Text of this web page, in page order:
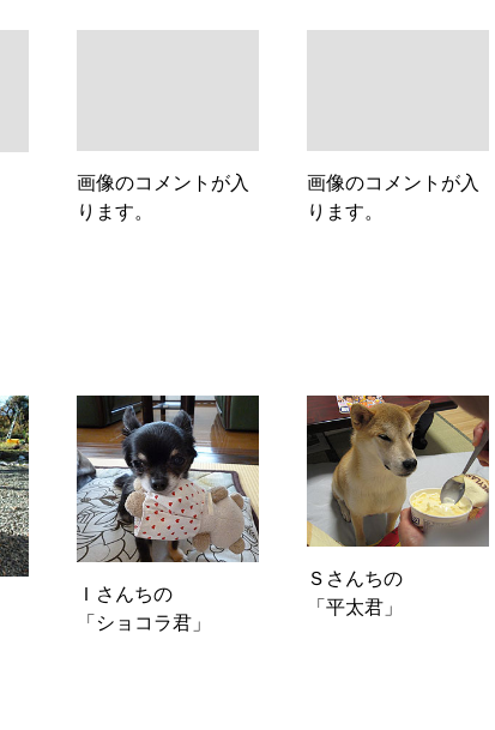
画像のコメントが入
ります。
画像のコメントが入
ります。
Ｉさんちの
「ショコラ君」
Ｓさんちの
「平太君」